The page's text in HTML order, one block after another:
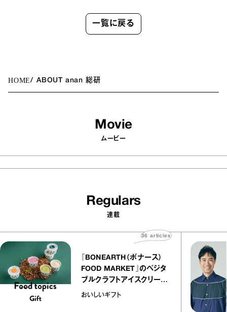
一覧に戻る
HOME ABOUT anan 総研
Movie
ムービー
Regulars
連載
『BONEARTH（ボナース）
FOOD MARKET』のベジタ
ブルクラフトアイスクリーム
｜真野知子の「おいしいギフ
おいしいギフト
36articles